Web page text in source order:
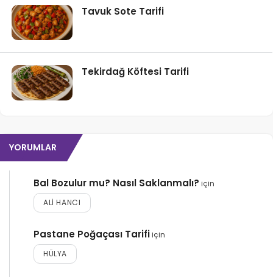
Tavuk Sote Tarifi
Tekirdağ Köftesi Tarifi
YORUMLAR
Bal Bozulur mu? Nasıl Saklanmalı? için
ALI HANCI
Pastane Poğaçası Tarifiiçin
HÜLYA